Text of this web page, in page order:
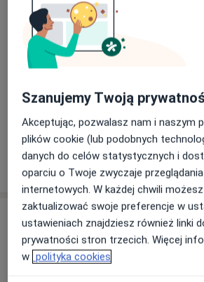
Kontrola stymulatorów
Od 400 zł Szczegóły
ECHO serca
250 zł Szczegóły
W jaki sposób ustalane są ceny?
Adresy (3)
Adres 1 Adres 2 Online
Szanujemy Twoją
Akceptując, pozwalasz nam i naszym
plików cookie (lub podobnych
danych do celów statystycznych i
oparciu o Twoje zwyczaje
internetowych. W każdej chwili
zaktualizować swoje preferencje w
ustawieniach znajdziesz również linki
prywatności stron trzecich. Więcej
w polityka cookies